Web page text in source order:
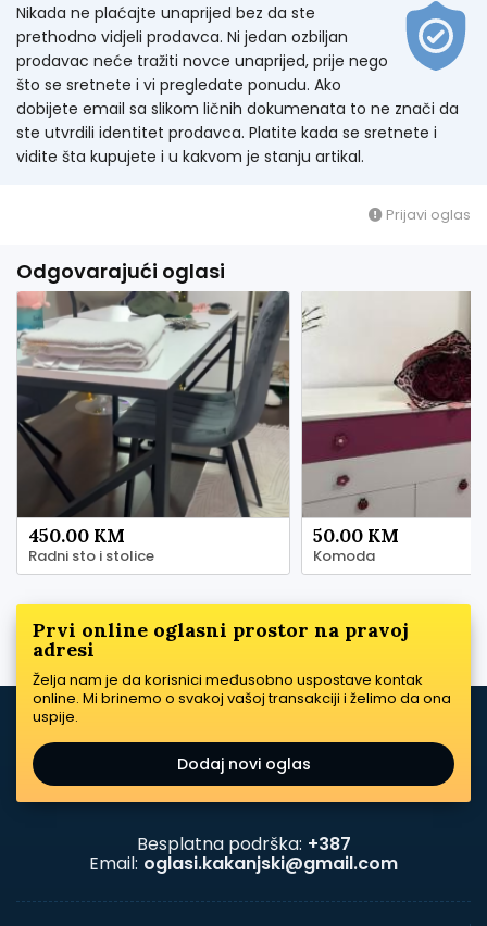
Nikada ne plaćajte unaprijed bez da ste
prethodno vidjeli prodavca. Ni jedan ozbiljan
prodavac neće tražiti novce unaprijed, prije nego
što se sretnete i vi pregledate ponudu. Ako
dobijete email sa slikom ličnih dokumenata to ne znači da
ste utvrdili identitet prodavca. Platite kada se sretnete i
vidite šta kupujete i u kakvom je stanju artikal.
Prijavi oglas
Odgovarajući oglasi
450.00 KM
Radni sto i stolice
50.00 KM
Komoda
Prvi online oglasni prostor na pravoj
adresi
Želja nam je da korisnici međusobno uspostave kontak
online. Mi brinemo o svakoj vašoj transakciji i želimo da ona
uspije.
Dodaj novi oglas
Besplatna podrška: +387
Email: oglasi.kakanjski@gmail.com